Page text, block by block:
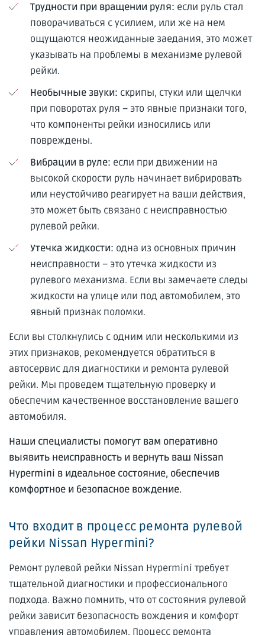
Трудности при вращении руля: если руль стал
поворачиваться с усилием, или же на нем
ощущаются неожиданные заедания, это может
указывать на проблемы в механизме рулевой
рейки.
Необычные звуки: скрипы, стуки или щелчки
при поворотах руля – это явные признаки того,
что компоненты рейки износились или
повреждены.
Вибрации в руле: если при движении на
высокой скорости руль начинает вибрировать
или неустойчиво реагирует на ваши действия,
это может быть связано с неисправностью
рулевой рейки.
Утечка жидкости: одна из основных причин
неисправности – это утечка жидкости из
рулевого механизма. Если вы замечаете следы
жидкости на улице или под автомобилем, это
явный признак поломки.
Если вы столкнулись с одним или несколькими из
этих признаков, рекомендуется обратиться в
автосервис для диагностики и ремонта рулевой
рейки. Мы проведем тщательную проверку и
обеспечим качественное восстановление вашего
автомобиля.
Наши специалисты помогут вам оперативно
выявить неисправность и вернуть ваш Nissan
Hypermini в идеальное состояние, обеспечив
комфортное и безопасное вождение.
Что входит в процесс ремонта рулевой
рейки Nissan Hypermini?
Ремонт рулевой рейки Nissan Hypermini требует
тщательной диагностики и профессионального
подхода. Важно помнить, что от состояния рулевой
рейки зависит безопасность вождения и комфорт
управления автомобилем. Процесс ремонта